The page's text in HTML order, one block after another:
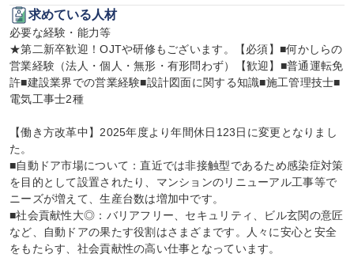
求めている人材
必要な経験・能力等
★第二新卒歓迎！OJTや研修もございます。【必須】■何かしらの
営業経験（法人・個人・無形・有形問わず）【歓迎】■普通運転免
許■建設業界での営業経験■設計図面に関する知識■施工管理技士■
電気工事士2種
【働き方改革中】2025年度より年間休日123日に変更となりまし
た。
■自動ドア市場について：直近では非接触型であるため感染症対策
を目的として設置されたり、マンションのリニューアル工事等で
ニーズが増えて、生産台数は増加中です。
■社会貢献性大◎：バリアフリー、セキュリティ、ビル玄関の意匠
など、自動ドアの果たす役割はさまざまです。人々に安心と安全
をもたらす、社会貢献性の高い仕事となっています。